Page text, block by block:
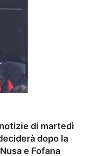
di martedì
dopo la
e Fofana